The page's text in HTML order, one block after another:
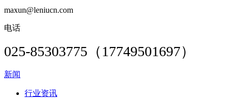
maxun@leniucn.com
电话
025-85303775（17749501697）
新闻
行业资讯